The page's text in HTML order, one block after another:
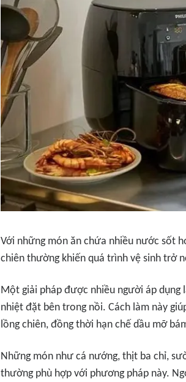
Với những món ăn chứa nhiều nước sốt
chiên thường khiến quá trình vệ sinh trở
Một giải pháp được nhiều người áp dụng
nhiệt đặt bên trong nồi. Cách làm này
lồng chiên, đồng thời hạn chế dầu mỡ
Những món như cá nướng, thịt ba chỉ,
thường phù hợp với phương pháp này.